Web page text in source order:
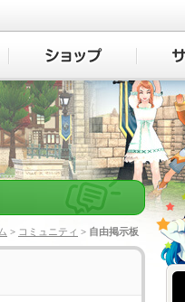
> コミュニティ > 自由掲示板